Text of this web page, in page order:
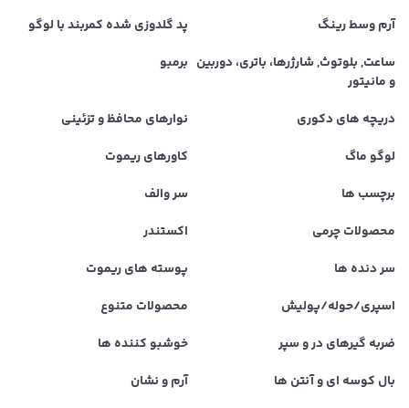
آرم وسط رینگ
پد گلدوزی شده کمربند با لوگو
ساعت, بلوتوث, شارژرها، باتری، دوربین
و مانیتور
برمبو
دریچه های دکوری
نوارهای محافظ و تزئینی
لوگو ماگ
کاورهای ریموت
برچسب ها
سر والف
محصولات چرمی
اکستندر
سر دنده ها
پوسته های ریموت
اسپری/حوله/پولیش
محصولات متنوع
ضربه گیرهای در و سپر
خوشبو کننده ها
بال کوسه ای و آنتن ها
آرم و نشان